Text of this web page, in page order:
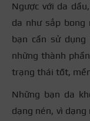
Ngược với da
da như sắp bong
bạn cần sử
những thành
trạng thái tốt,
Những bạn da
dạng nén, vì